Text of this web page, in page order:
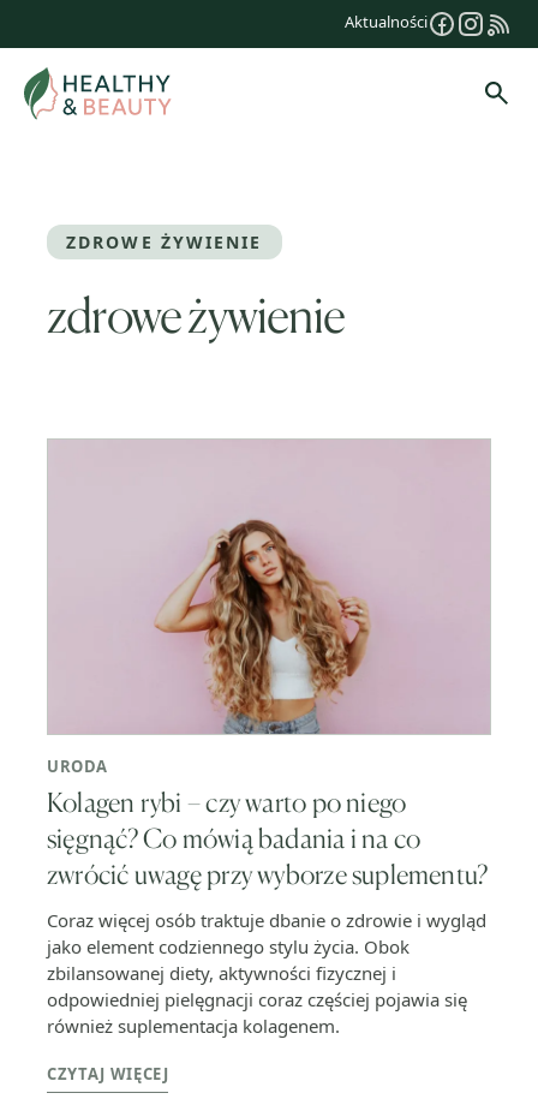
treści
Aktualności
ZDROWE ŻYWIENIE
zdrowe żywienie
URODA
Kolagen rybi – czy warto po niego
sięgnąć? Co mówią badania i na co
zwrócić uwagę przy wyborze suplementu?
Coraz więcej osób traktuje dbanie o zdrowie i wygląd
jako element codziennego stylu życia. Obok
zbilansowanej diety, aktywności fizycznej i
odpowiedniej pielęgnacji coraz częściej pojawia się
również suplementacja kolagenem.
CZYTAJ WIĘCEJ